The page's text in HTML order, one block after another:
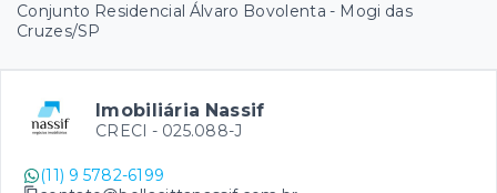
Conjunto Residencial Álvaro Bovolenta - Mogi das
Cruzes/SP
Imobiliária Nassif
CRECI - 025.088-J
(11) 9 5782-6199